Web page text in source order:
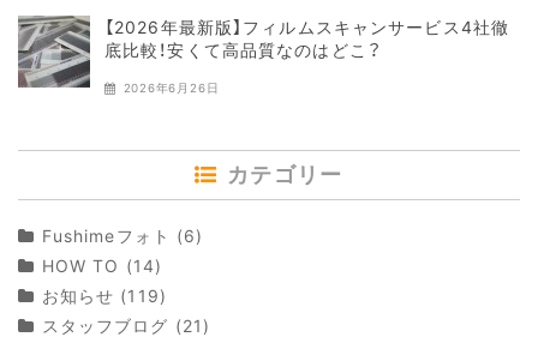
【2026年最新版】フィルムスキャンサービス4社徹
底比較！安くて高品質なのはどこ？
2026年6月26日
カテゴリー
Fushimeフォト (6)
HOW TO (14)
お知らせ (119)
スタッフブログ (21)